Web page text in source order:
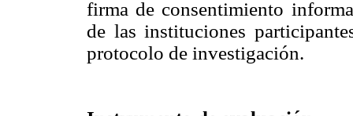
firma de consentimiento
de las instituciones
protocolo de investigación.